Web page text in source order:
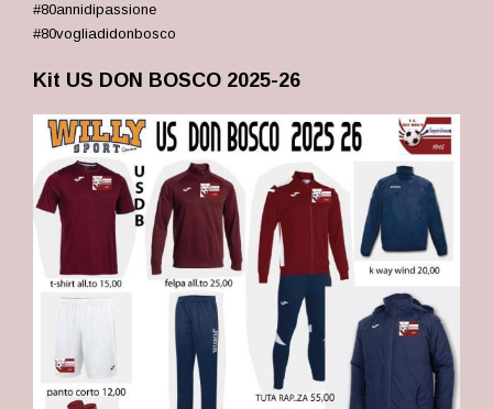
#80annidipassione
#80vogliadidonbosco
Kit US DON BOSCO 2025-26